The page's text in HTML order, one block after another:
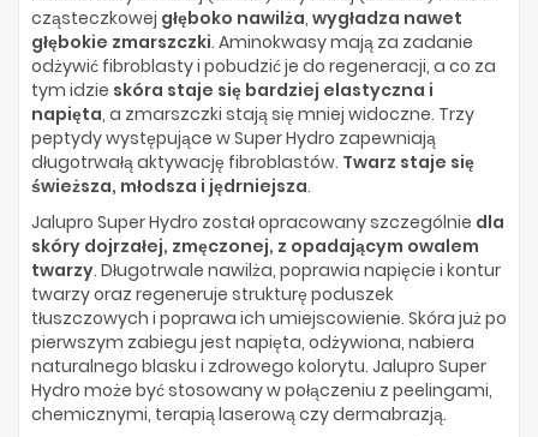
cząsteczkowej głęboko nawilża, wygładza nawet
głębokie zmarszczki. Aminokwasy mają za zadanie
odżywić fibroblasty i pobudzić je do regeneracji, a co za
tym idzie skóra staje się bardziej elastyczna i
napięta, a zmarszczki stają się mniej widoczne. Trzy
peptydy występujące w Super Hydro zapewniają
długotrwałą aktywację fibroblastów. Twarz staje się
świeższa, młodsza i jędrniejsza.
Jalupro Super Hydro został opracowany szczególnie dla
skóry dojrzałej, zmęczonej, z opadającym owalem
twarzy. Długotrwale nawilża, poprawia napięcie i kontur
twarzy oraz regeneruje strukturę poduszek
tłuszczowych i poprawa ich umiejscowienie. Skóra już po
pierwszym zabiegu jest napięta, odżywiona, nabiera
naturalnego blasku i zdrowego kolorytu. Jalupro Super
Hydro może być stosowany w połączeniu z peelingami,
chemicznymi, terapią laserową czy dermabrazją.